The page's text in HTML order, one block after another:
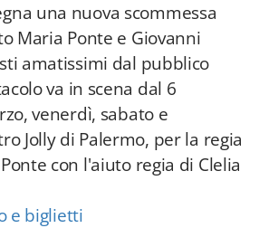
una nuova scommessa
Maria Ponte e Giovanni
amatissimi dal pubblico
va in scena dal 6
venerdì, sabato e
Jolly di Palermo, per la regia
con l'aiuto regia di Clelia
e biglietti